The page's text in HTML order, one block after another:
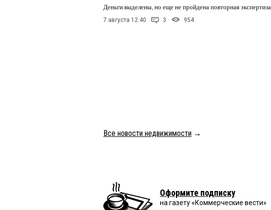
Деньги выделены, но еще не пройдена повторная экспертиза.
7 августа 12:40 3 954
Все новости недвижимости →
Оформите подписку
на газету «Коммерческие вести»